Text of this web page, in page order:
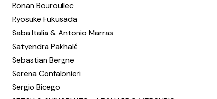
Ronan Bouroullec
Ryosuke Fukusada
Saba Italia & Antonio Marras
Satyendra Pakhalé
Sebastian Bergne
Serena Confalonieri
Sergio Bicego